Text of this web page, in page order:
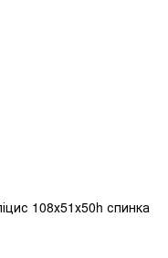
108х51х50h спинка